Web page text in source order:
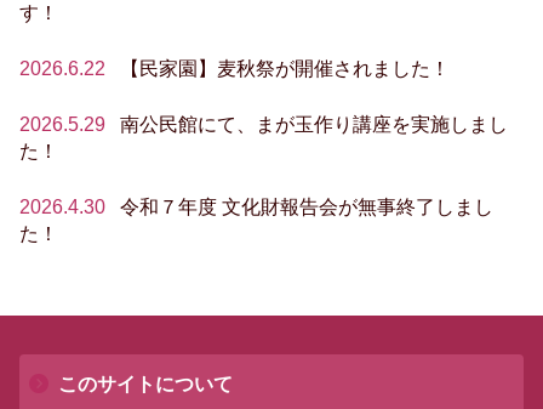
す！
2026.6.22 【民家園】麦秋祭が開催されました！
2026.5.29
南公民館にて、まが玉作り講座を実施しまし
た！
2026.4.30
令和７年度 文化財報告会が無事終了しまし
た！
このサイトについて